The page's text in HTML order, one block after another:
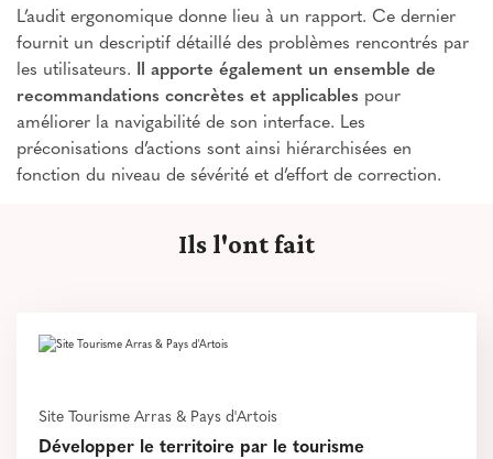
L’audit ergonomique donne lieu à un rapport. Ce dernier
fournit un descriptif détaillé des problèmes rencontrés par
les utilisateurs. Il apporte également un ensemble de
recommandations concrètes et applicables pour
améliorer la navigabilité de son interface. Les
préconisations d’actions sont ainsi hiérarchisées en
fonction du niveau de sévérité et d’effort de correction.
Ils l'ont fait
Site Tourisme Arras & Pays d'Artois
Développer le territoire par le tourisme